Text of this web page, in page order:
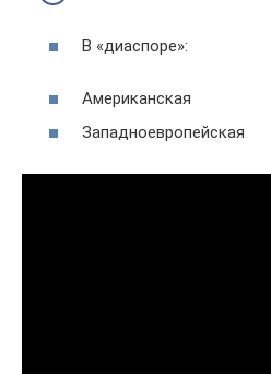
В «диаспоре»:
Американская
Западноевропейская